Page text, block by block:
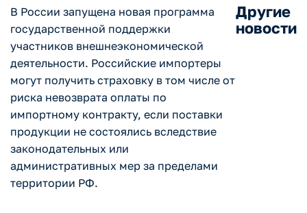
В России запущена новая программа
государственной поддержки
участников внешнеэкономической
деятельности. Российские импортеры
могут получить страховку в том числе от
риска невозврата оплаты по
импортному контракту, если поставки
продукции не состоялись вследствие
законодательных или
административных мер за пределами
территории РФ.
Другие
новости